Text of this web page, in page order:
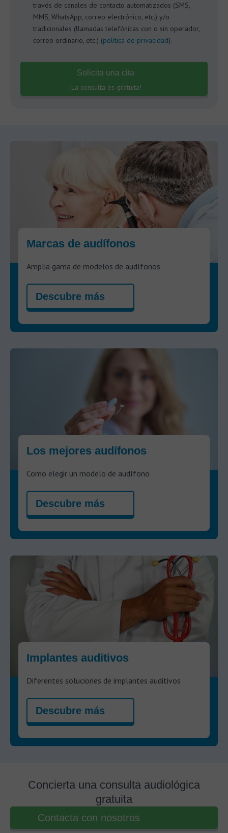
través de canales de contacto automatizados (SMS,
MMS, WhatsApp, correo electrónico, etc.) y/o
tradicionales (llamadas telefónicas con o sin operador,
correo ordinario, etc.) (política de privacidad).
Solicita una cita
¡La consulta es gratuita!
Marcas de audífonos
Amplia gama de modelos de audífonos
Descubre más
Los mejores audífonos
Como elegir un modelo de audífono
Descubre más
Implantes auditivos
Diferentes soluciones de implantes auditivos
Descubre más
Concierta una consulta audiológica
gratuita
Contacta con nosotros